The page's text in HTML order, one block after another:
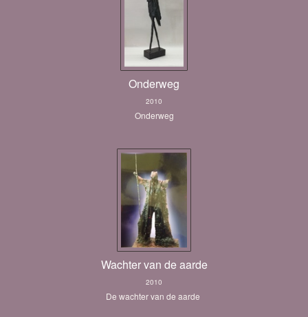
Onderweg
2010
Onderweg
Wachter van de aarde
2010
De wachter van de aarde